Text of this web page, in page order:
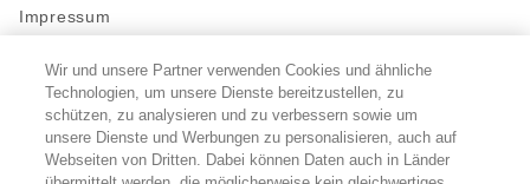
Impressum
Bleibe mit uns in Kontakt
Facebook
https://twitter.com/migros
https://www.youtube.com/user/
PinterestInstagram
Wir und unsere Partner verwenden Cookies und ähnliche
Technologien, um unsere Dienste bereitzustellen, zu
schützen, zu analysieren und zu verbessern sowie um
unsere Dienste und Werbungen zu personalisieren, auch auf
Webseiten von Dritten. Dabei können Daten auch in Länder